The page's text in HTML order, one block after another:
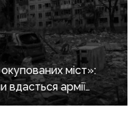
міст»:
вдасться армії
Донеччини до